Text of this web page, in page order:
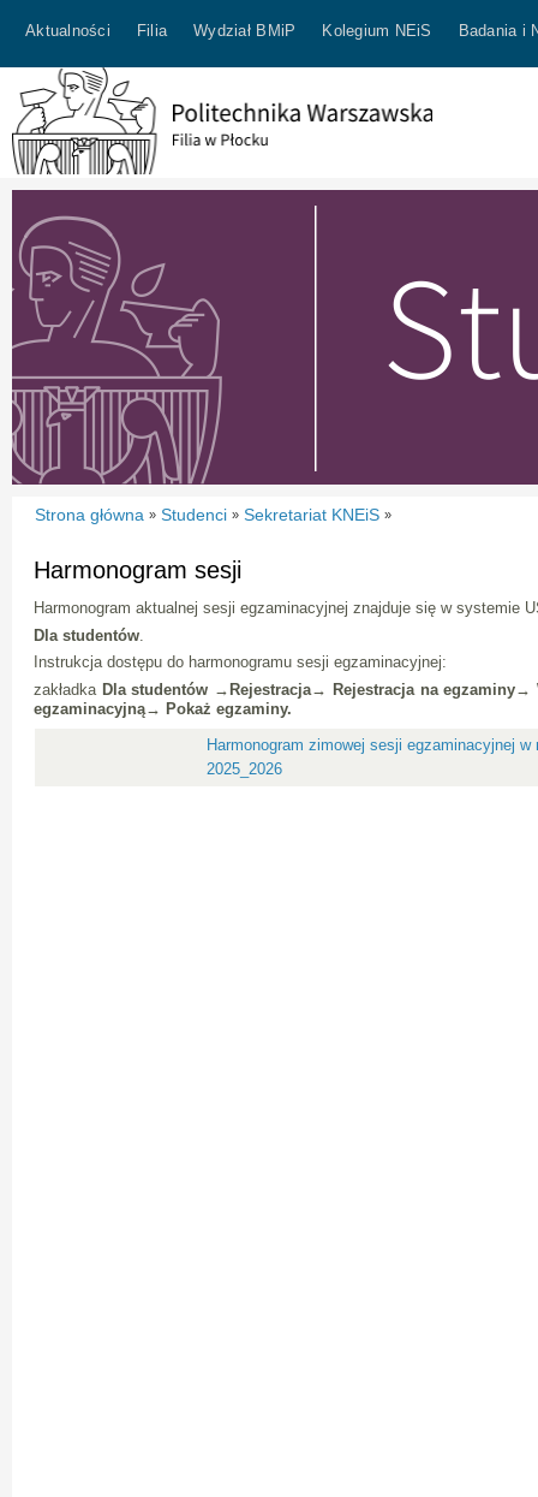
Aktualności Filia Wydział BMiP Kolegium NEiS Badania i
Strona główna » Studenci » Sekretariat KNEiS »
Harmonogram sesji
Harmonogram aktualnej sesji egzaminacyjnej znajduje się w systemie
Dla studentów
Instrukcja dostępu do harmonogramu sesji egzaminacyjnej:
zakładka Dla studentów → Rejestracja→ Rejestracja na egzaminy→
egzaminacyjną→ Pokaż egzaminy.
Harmonogram zimowej sesji egzaminacyjnej w
2025_2026